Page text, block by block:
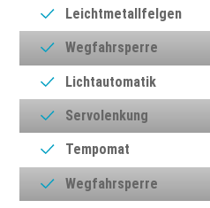
Leichtmetallfelgen
Wegfahrsperre
Lichtautomatik
Servolenkung
Tempomat
Wegfahrsperre